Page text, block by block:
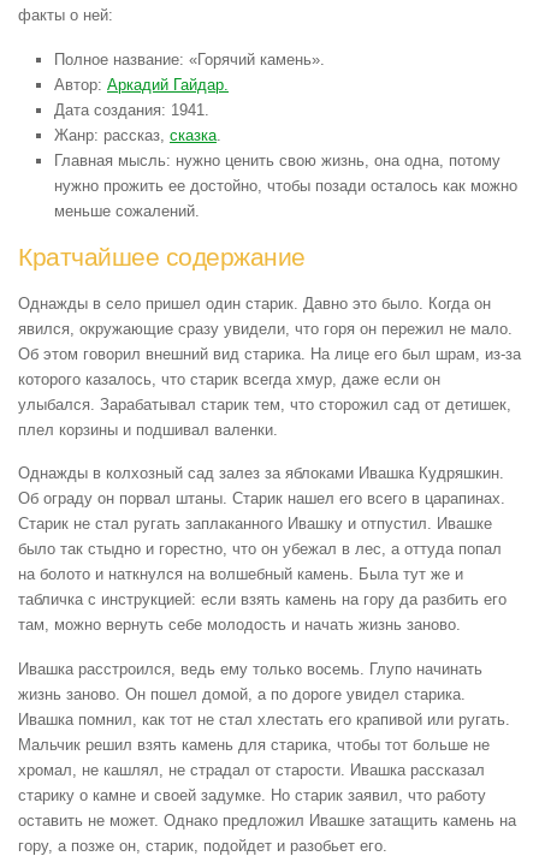
факты о ней:
Полное название: «Горячий камень».
Автор: Аркадий Гайдар.
Дата создания: 1941.
Жанр: рассказ, сказка
Главная мысль: нужно ценить свою жизнь, она одна, потому
нужно прожить ее достойно, чтобы позади осталось как можно
меньше сожалений.
Кратчайшее содержание
Однажды в село пришел один старик. Давно это было. Когда он
явился, окружающие сразу увидели, что горя он пережил не мало.
Об этом говорил внешний вид старика. На лице его был шрам, из-за
которого казалось, что старик всегда хмур, даже если он
улыбался. Зарабатывал старик тем, что сторожил сад от детишек,
плел корзины и подшивал валенки.
Однажды в колхозный сад залез за яблоками Ивашка Кудряшкин.
Об ограду он порвал штаны. Старик нашел его всего в царапинах.
Старик не стал ругать заплаканного Ивашку и отпустил. Ивашке
было так стыдно и горестно, что он убежал в лес, а оттуда попал
на болото и наткнулся на волшебный камень. Была тут же и
табличка с инструкцией: если взять камень на гору да разбить его
там, можно вернуть себе молодость и начать жизнь заново.
Ивашка расстроился, ведь ему только восемь. Глупо начинать
жизнь заново. Он пошел домой, а по дороге увидел старика.
Ивашка помнил, как тот не стал хлестать его крапивой или ругать.
Мальчик решил взять камень для старика, чтобы тот больше не
хромал, не кашлял, не страдал от старости. Ивашка рассказал
старику о камне и своей задумке. Но старик заявил, что работу
оставить не может. Однако предложил Ивашке затащить камень на
гору, а позже он, старик, подойдет и разобьет его.